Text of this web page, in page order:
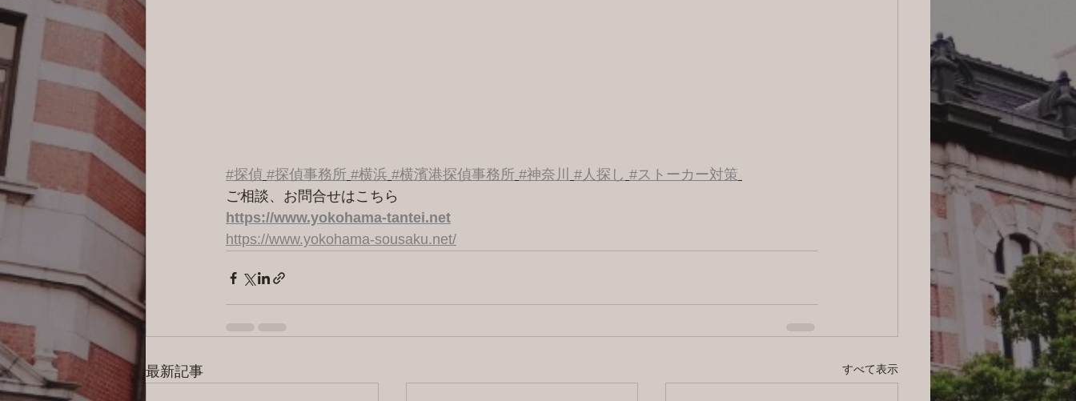
#探偵 #探偵事務所 #横浜 #横濱港探偵事務所 #神奈川 #人探し #ストーカー対策
ご相談、お問合せはこちら
https://www.yokohama-tantei.net
https://www.yokohama-sousaku.net/
最新記事 すべて表示